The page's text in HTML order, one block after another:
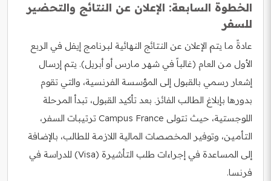
الخطوة السابعة: الإعلان عن النتائج والتحضير
للسفر
عادةً ما يتم الإعلان عن النتائج النهائية لبرنامج إيفل في الربع
الأول من العام (غالباً في شهر مارس أو أبريل). يتم إرسال
إشعار رسمي بالقبول إلى المؤسسة الفرنسية، والتي تقوم
بدورها بإبلاغ الطالب الفائز. بعد تأكيد القبول، تبدأ المرحلة
اللوجستية، حيث تتولى Campus France ترتيبات السفر،
التأمين، وتوفير المخصصات المالية اللازمة للطالب، بالإضافة
إلى المساعدة في إجراءات طلب التأشيرة (Visa) للدراسة في
فرنسا.